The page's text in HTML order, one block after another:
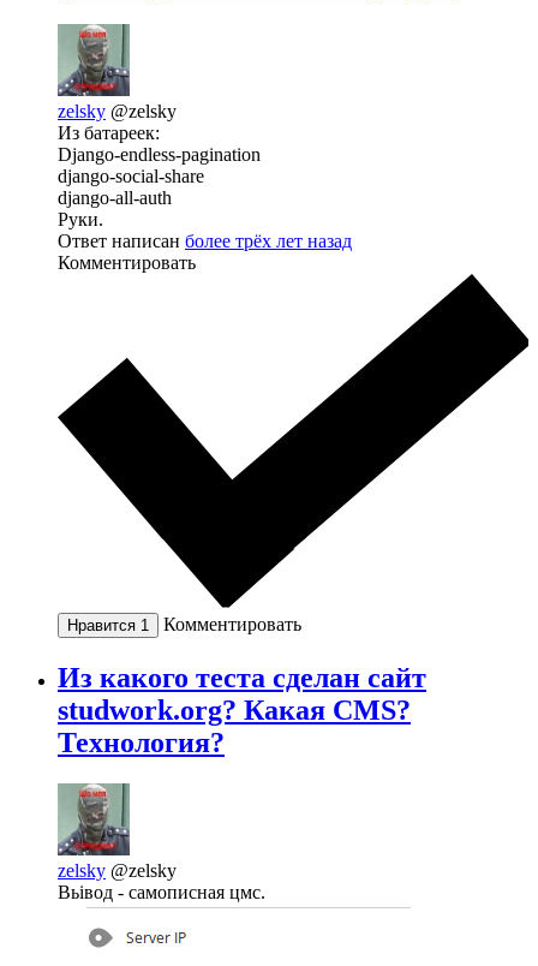
zelsky @zelsky
Из батареек:
Django-endless-pagination
django-social-share
django-all-auth
Руки.
Ответ написан более трёх лет назад
Комментировать
Нравится 1 Комментировать
Из какого теста сделан сайт
studwork.org? Какая CMS?
Технология?
zelsky @zelsky
Вьівод - самописная цмс.